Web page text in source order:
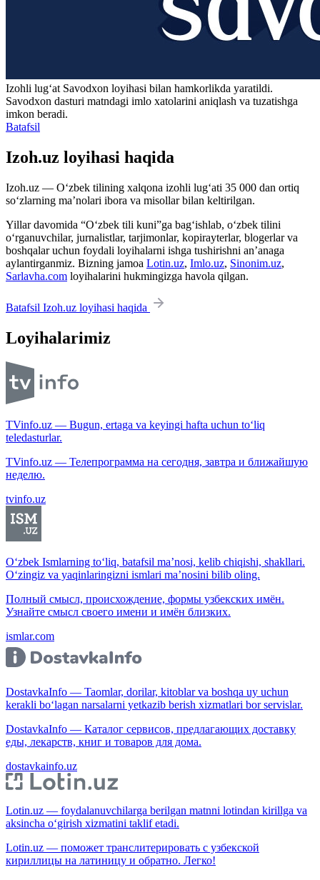
Izohli lugʻat Savodxon loyihasi bilan hamkorlikda yaratildi.
Savodxon dasturi matndagi imlo xatolarini aniqlash va tuzatishga
imkon beradi.
Batafsil
Izoh.uz loyihasi haqida
Izoh.uz — O‘zbek tilining xalqona izohli lug‘ati 35 000 dan ortiq
so‘zlarning ma’nolari ibora va misollar bilan keltirilgan.
Yillar davomida “O‘zbek tili kuni”ga bag‘ishlab, o‘zbek tilini
o‘rganuvchilar, jurnalistlar, tarjimonlar, kopirayterlar, blogerlar va
boshqalar uchun foydali loyihalarni ishga tushirishni an’anaga
aylantirganmiz. Bizning jamoa Lotin.uz, Imlo.uz, Sinonim.uz,
Sarlavha.com loyihalarini hukmingizga havola qilgan.
Batafsil Izoh.uz loyihasi haqida
Loyihalarimiz
TVinfo.uz — Bugun, ertaga va keyingi hafta uchun to‘liq
teledasturlar.
TVinfo.uz — Телепрограмма на сегодня, завтра и ближайшую
неделю.
tvinfo.uz
O‘zbek Ismlarning to‘liq, batafsil ma’nosi, kelib chiqishi, shakllari.
O‘zingiz va yaqinlaringizni ismlari ma’nosini bilib oling.
Полный смысл, происхождение, формы узбекских имён.
Узнайте смысл своего имени и имён близких.
ismlar.com
DostavkaInfo — Taomlar, dorilar, kitoblar va boshqa uy uchun
kerakli bo‘lagan narsalarni yetkazib berish xizmatlari bor servislar.
DostavkaInfo — Каталог сервисов, предлагающих доставку
еды, лекарств, книг и товаров для дома.
dostavkainfo.uz
Lotin.uz — foydalanuvchilarga berilgan matnni lotindan kirillga va
aksincha o‘girish xizmatini taklif etadi.
Lotin.uz — поможет транслитерировать с узбекской
кириллицы на латиницу и обратно. Легко!